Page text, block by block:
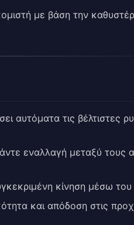
με βάση την
αυτόματα τις βέλτιστες
εναλλαγή μεταξύ τους
κίνηση μέσω του
και απόδοση στις